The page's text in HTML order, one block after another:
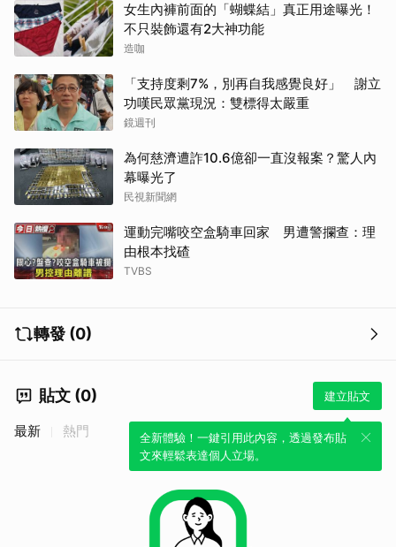
女生內褲前面的「蝴蝶結」真正用途曝光！
不只裝飾還有2大神功能
造咖
「支持度剩7%，別再自我感覺良好」 謝立
功嘆民眾黨現況：雙標得太嚴重
鏡週刊
為何慈濟遭詐10.6億卻一直沒報案？驚人內
幕曝光了
民視新聞網
運動完嘴咬空盒騎車回家 男遭警攔查：理
由根本找碴
TVBS
轉發 (0)
貼文 (0) 建立貼文
全新體驗！一鍵引用此內容，透過發布貼
文來輕鬆表達個人立場。
最新 熱門